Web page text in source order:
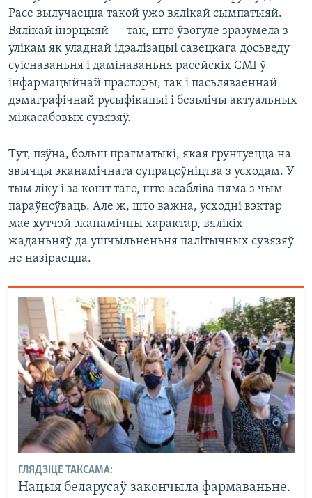
Расе вылучаецца такой ужо вялікай сымпатыяй.
Вялікай інэрцыяй — так, што ўвогуле зразумела з
улікам як уладнай ідэалізацыі савецкага досьведу
суіснаваньня і дамінаваньня расейскіх СМІ ў
інфармацыйнай прасторы, так і пасьляваеннай
дэмаграфічнай русыфікацыі і безьлічы актуальных
міжасабовых сувязяў.
Тут, пэўна, больш прагматыкі, якая грунтуецца на
звычцы эканамічнага супрацоўніцтва з усходам. У
тым ліку і за кошт таго, што асабліва няма з чым
параўноўваць. Але ж, што важна, усходні вэктар
мае хутчэй эканамічны характар, вялікіх
жаданьняў да ушчыльненьня палітычных сувязяў
не назіраецца.
ГЛЯДЗІЦЕ ТАКСАМА:
Нацыя беларусаў закончыла фармаваньне.